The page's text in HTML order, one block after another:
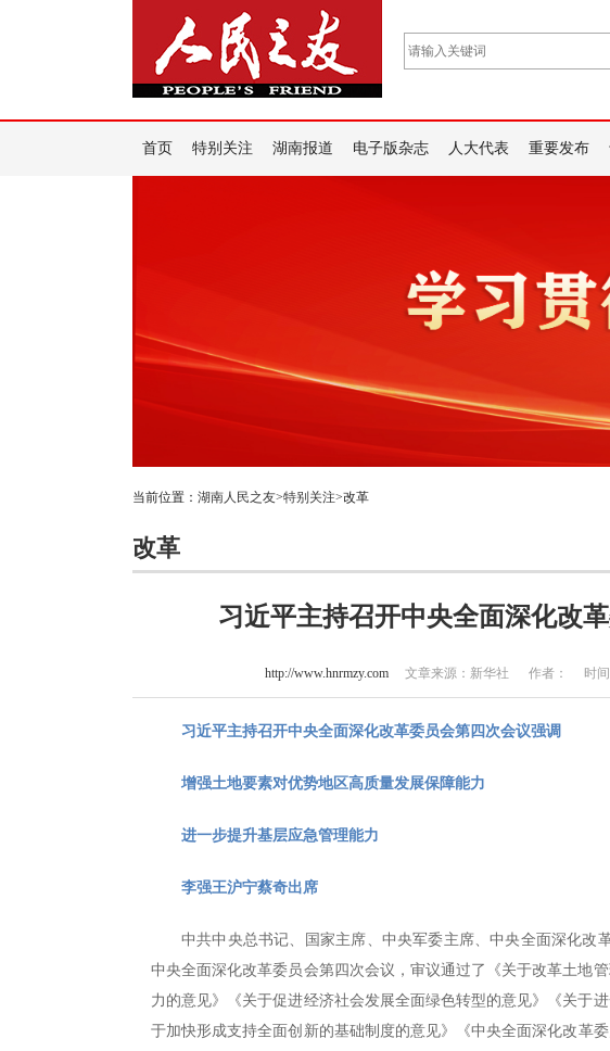
首页 特别关注 湖南报道 电子版杂志 人大代表 重要发布
当前位置： 湖南人民之友>特别关注>改革
改革
习近平主持召开中央全面深化改
http://www.hnrmzy.com文章来源：新华社 作者： 时间
习近平主持召开中央全面深化改革委员会第四次会议强调
增强土地要素对优势地区高质量发展保障能力
进一步提升基层应急管理能力
李强王沪宁蔡奇出席
中共中央总书记、国家主席、中央军委主席、中央全面深化改
中央全面深化改革委员会第四次会议，审议通过了《关于改革土地
力的意见》《关于促进经济社会发展全面绿色转型的意见》《关于
于加快形成支持全面创新的基础制度的意见》《中央全面深化改革